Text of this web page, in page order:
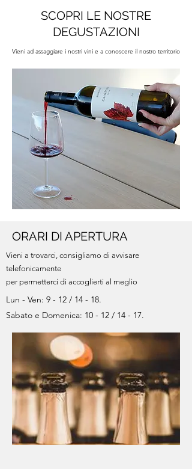
SCOPRI LE NOSTRE
DEGUSTAZIONI
Vieni ad assaggiare i nostri vini e a conoscere il nostro territorio
ORARI DI APERTURA
Vieni a trovarci, consigliamo di avvisare
telefonicamente
per permetterci di accoglierti al meglio
Lun - Ven: 9 - 12 / 14 - 18.
Sabato e Domenica: 10 - 12 / 14 - 17.